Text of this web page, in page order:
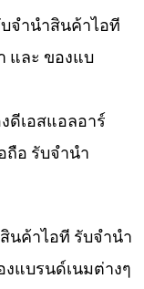
จำนำสินค้าไอที
และ ของแบ
ดีเอสแอลอาร์
ถือ รับจำนำ
นค้าไอที รับจำนำ
แบรนด์เนมต่างๆ